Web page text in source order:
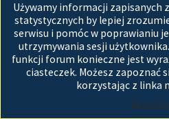
Używamy informacji zapisanych
statystycznych by lepiej
serwisu i pomóc w poprawianiu
utrzymywania sesji
funkcji forum konieczne jest
ciasteczek. Możesz zapoznać
korzystając z linka
Strona główna
Technologię dostarcza phpBB®
Polski pakiet językowy
GZIP: